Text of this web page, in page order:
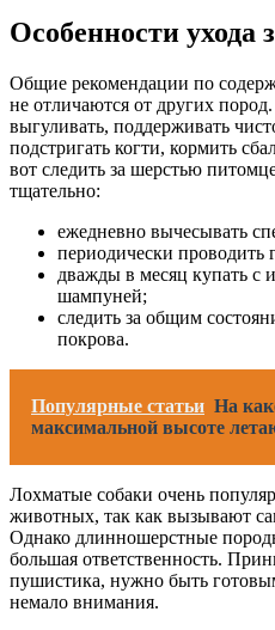
Особенности ухода
Общие рекомендации по
не отличаются от других
выгуливать, поддерживать
подстригать когти, кормить
вот следить за шерстью
тщательно:
ежедневно вычесывать
периодически проводить
дважды в месяц купать с
шампуней;
следить за общим
покрова.
Популярные статьи На
максимальной высоте
Лохматые собаки очень
животных, так как вызывают
Однако длинношерстные
большая ответственность.
пушистика, нужно быть
немало внимания.